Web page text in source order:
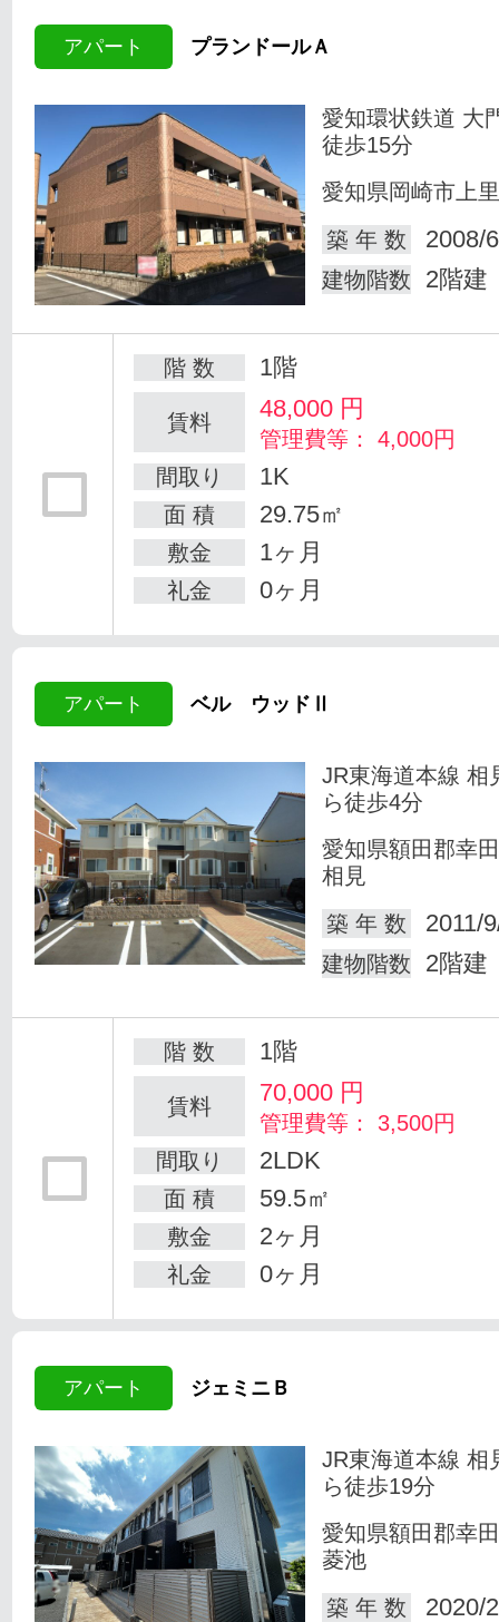
アパート プランドールＡ
愛知環状鉄道 大
徒歩15分
愛知県岡崎市上里
築 年 数
2008/
建物階数 2階建
階 数 1階
賃料 48,000 円
管理費等： 4,000円
間取り
1K
面 積 29.75㎡
敷金 1ヶ月
礼金 0ヶ月
アパート ベル ウッドⅡ
JR東海道本線 相
ら徒歩4分
愛知県額田郡幸
相見
築 年 数
2011/
建物階数 2階建
階 数 1階
賃料 70,000 円
管理費等： 3,500円
間取り
2LDK
面 積 59.5㎡
敷金 2ヶ月
礼金 0ヶ月
アパート ジェミニＢ
JR東海道本線 相
ら徒歩19分
愛知県額田郡幸
菱池
築 年 数
2020/